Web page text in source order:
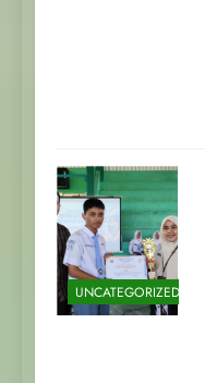
UNCATEGORIZED